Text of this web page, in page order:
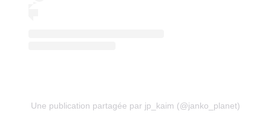
Une publication partagée par jp_kaim (@janko_planet)